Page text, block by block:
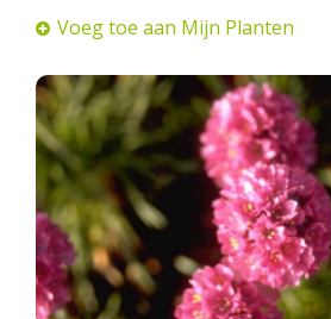
Voeg toe aan Mijn Planten